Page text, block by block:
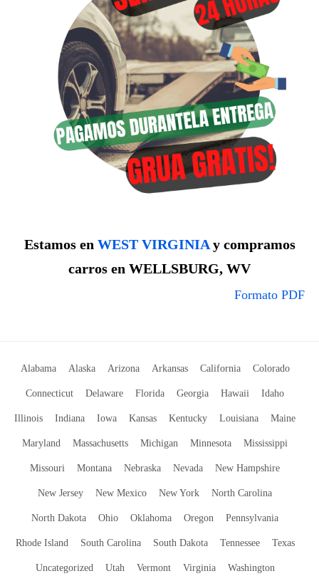
Estamos en WEST VIRGINIAy compramos
carros en WELLSBURG, WV
Formato PDF
Alabama Alaska Arizona Arkansas California Colorado
Connecticut Delaware Florida Georgia Hawaii Idaho
Illinois Indiana Iowa Kansas Kentucky Louisiana Maine
Maryland Massachusetts Michigan Minnesota Mississippi
Missouri Montana Nebraska Nevada New Hampshire
New Jersey New Mexico New York North Carolina
North Dakota Ohio Oklahoma Oregon Pennsylvania
Rhode Island South Carolina South Dakota Tennessee Texas
Uncategorized Utah Vermont Virginia Washington